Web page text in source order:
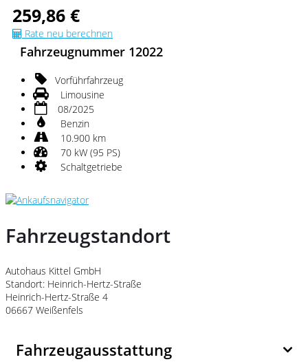
259,86 €
Rate neu berechnen
Fahrzeugnummer 12022
Vorführfahrzeug
Limousine
08/2025
Benzin
10.900 km
70 kW (95 PS)
Schaltgetriebe
Fahrzeugstandort
Autohaus Kittel GmbH
Standort: Heinrich-Hertz-Straße
Heinrich-Hertz-Straße 4
06667 Weißenfels
Fahrzeugausstattung